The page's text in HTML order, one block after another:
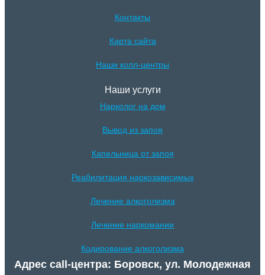
Контакты
Карта сайта
Наши колл-центры
Наши услуги
Нарколог на дом
Вывод из запоя
Капельница от запоя
Реабилитация наркозависимых
Лечение алкоголизма
Лечение наркомании
Кодирование алкоголизма
Адрес call-центра: Боровск, ул. Молодежная